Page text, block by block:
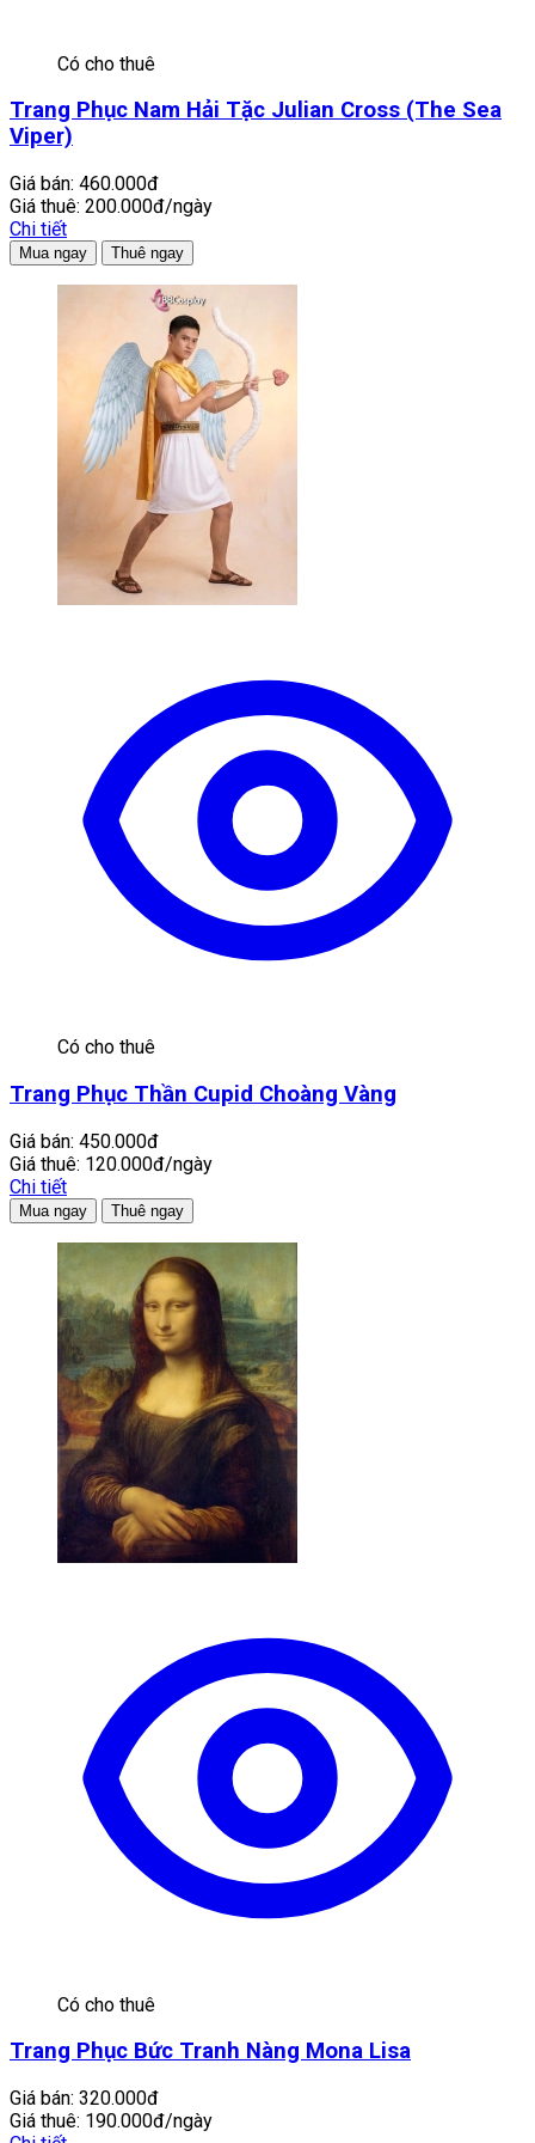
Có cho thuê
Trang Phục Nam Hải Tặc Julian Cross (The Sea
Viper)
Giá bán: 460.000đ
Giá thuê: 200.000đ/ngày
Chi tiết
Mua ngay Thuê ngay
Có cho thuê
Trang Phục Thần Cupid Choàng Vàng
Giá bán: 450.000đ
Giá thuê: 120.000đ/ngày
Chi tiết
Mua ngay Thuê ngay
Có cho thuê
Trang Phục Bức Tranh Nàng Mona Lisa
Giá bán: 320.000đ
Giá thuê: 190.000đ/ngày